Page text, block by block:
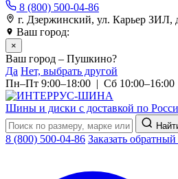
8 (800) 500-04-86
г. Дзержинский, ул. Карьер ЗИЛ,
Ваш город:
×
Ваш город – Пушкино?
Да Нет, выбрать другой
Пн–Пт 9:00–18:00 | Сб 10:00–16:00
Шины и диски с доставкой по
8 (800) 500-04-86 Заказать